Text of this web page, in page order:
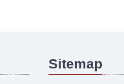
Sitemap